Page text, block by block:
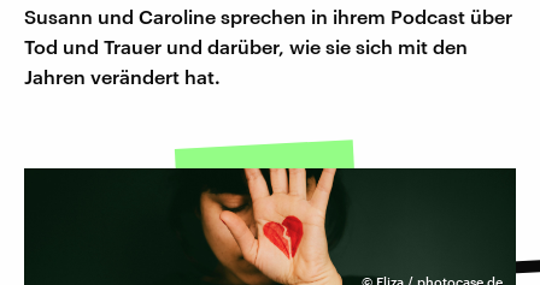
Susann und Caroline sprechen in ihrem Podcast über
Tod und Trauer und darüber, wie sie sich mit den
Jahren verändert hat.